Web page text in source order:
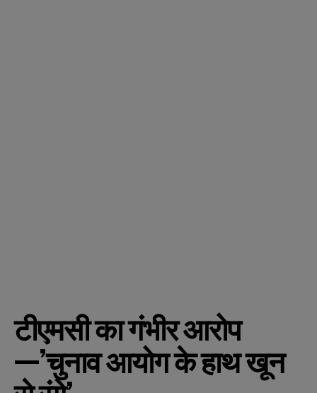
टीएमसी का गंभीर आरोप
—’चुनाव आयोग के हाथ खून